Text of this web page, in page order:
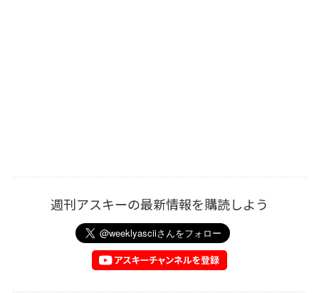
週刊アスキーの最新情報を購読しよう